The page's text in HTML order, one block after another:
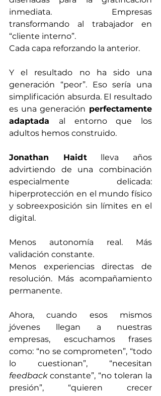
inmediata. Empresas
transformando al trabajador en
“cliente interno”.
Cada capa reforzando la anterior.
Y el resultado no ha sido una
generación “peor”. Eso sería una
simplificación absurda. El resultado
es una generación perfectamente
adaptada al entorno que los
adultos hemos construido.
Jonathan Haidt lleva años
advirtiendo de una combinación
especialmente delicada:
hiperprotección en el mundo físico
y sobreexposición sin límites en el
digital.
Menos autonomía real. Más
validación constante.
Menos experiencias directas de
resolución. Más acompañamiento
permanente.
Ahora, cuando esos mismos
jóvenes llegan a nuestras
empresas, escuchamos frases
como: “no se comprometen”, “todo
feedback constante”, “no toleran la
presión”, “quieren crecer